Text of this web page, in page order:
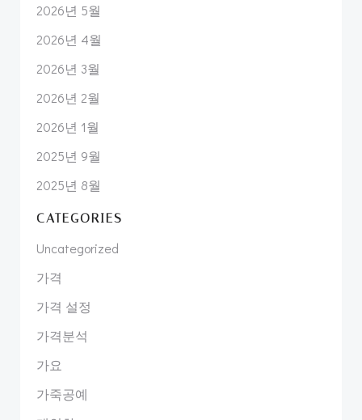
2026년 5월
2026년 4월
2026년 3월
2026년 2월
2026년 1월
2025년 9월
2025년 8월
CATEGORIES
Uncategorized
가격
가격 설정
가격분석
가요
가죽공예